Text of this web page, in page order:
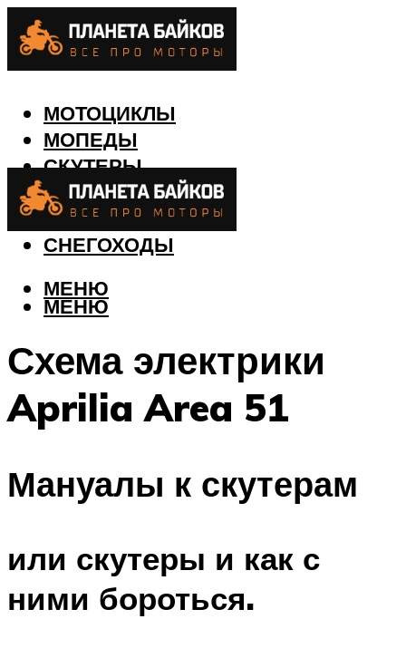
МОТОЦИКЛЫ
МОПЕДЫ
СКУТЕРЫ
КВАДРОЦИКЛЫ
ЛОДКИ
СНЕГОХОДЫ
МЕНЮ
МЕНЮ
Схема электрики
Aprilia Area 51
Мануалы к скутерам
или скутеры и как с
ними бороться.